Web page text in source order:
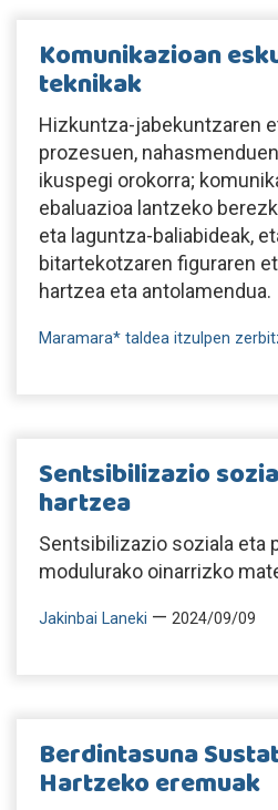
Komunikazioan
teknikak
Hizkuntza-jabekuntzaren
prozesuen,
ikuspegi orokorra;
ebaluazioa lantzeko
eta laguntza-baliabideak,
bitartekotzaren figuraren
hartzea eta antolamendua.
Maramara* taldea itzulpen
Sentsibilizazio
hartzea
Sentsibilizazio soziala eta
modulurako oinarrizko
Jakinbai Laneki — 2024/09/09
Berdintasuna
Hartzeko eremuak